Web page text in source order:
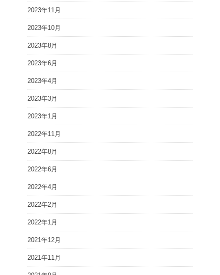
2023年11月
2023年10月
2023年8月
2023年6月
2023年4月
2023年3月
2023年1月
2022年11月
2022年8月
2022年6月
2022年4月
2022年2月
2022年1月
2021年12月
2021年11月